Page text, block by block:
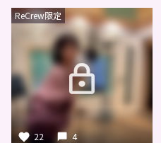
ReCrew限定
22 4